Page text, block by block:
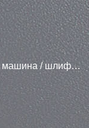
Широкая ленточная шлифовальная машина / шлифовальная машина